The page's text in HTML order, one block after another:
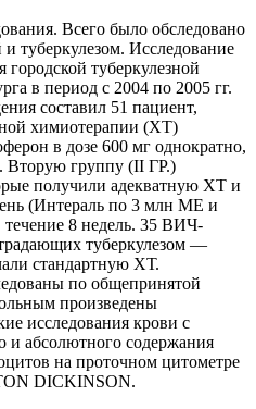
Всего было обследовано
туберкулезом. Исследование
городской туберкулезной
в период с 2004 по 2005 гг.
составил 51 пациент,
химиотерапии (ХТ)
в дозе 600 мг однократно,
Вторую группу (II ГР.)
получили адекватную ХТ и
(Интераль по 3 млн МЕ и
8 недель. 35 ВИЧ-
туберкулезом —
стандартную ХТ.
по общепринятой
произведены
исследования крови с
и абсолютного содержания
на проточном цитометре
DICKINSON.